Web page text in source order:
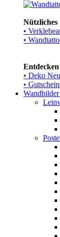
Nützliches
•
•
Entdecken
• Deko
•
Wandbilder